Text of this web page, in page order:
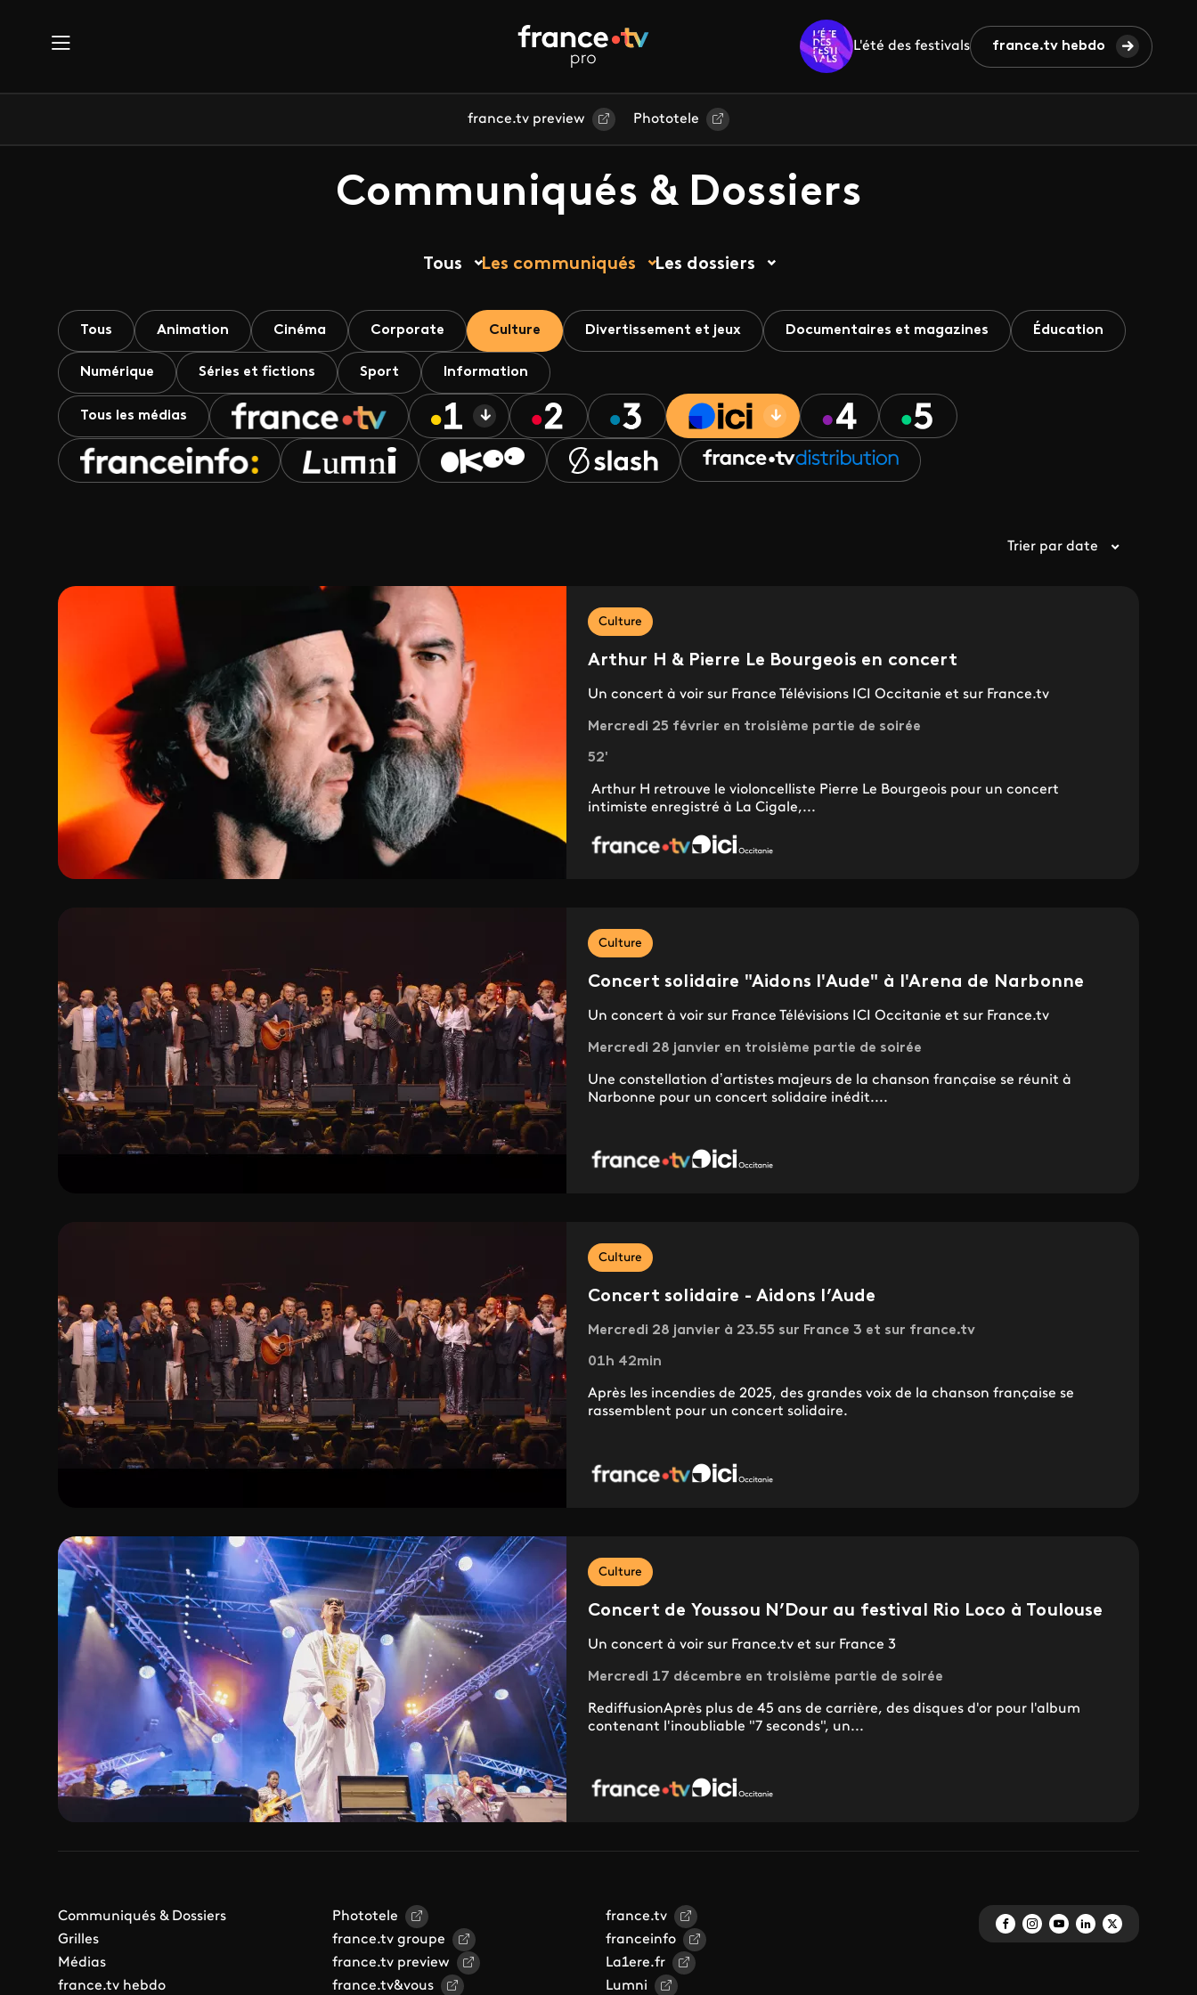
L'été des festivals france.tv hebdo
france.tv preview Phototele
Communiqués & Dossiers
Tous Les communiqués Les dossiers
Tous Animation Cinéma Corporate Culture Divertissement et jeux Documentaires et magazines Éducation
Numérique Séries et fictions Sport Information
Tous les médias
Trier par date
Culture
Arthur H & Pierre Le Bourgeois en concert
Un concert à voir sur France Télévisions ICI Occitanie et sur France.tv
Mercredi 25 février en troisième partie de soirée
52'
Arthur H retrouve le violoncelliste Pierre Le Bourgeois pour un concert
intimiste enregistré à La Cigale,...
Culture
Concert solidaire "Aidons l'Aude" à l'Arena de Narbonne
Un concert à voir sur France Télévisions ICI Occitanie et sur France.tv
Mercredi 28 janvier en troisième partie de soirée
Une constellation d’artistes majeurs de la chanson française se réunit à
Narbonne pour un concert solidaire inédit....
Culture
Concert solidaire - Aidons l’Aude
Mercredi 28 janvier à 23.55 sur France 3 et sur france.tv
01h 42min
Après les incendies de 2025, des grandes voix de la chanson française se
rassemblent pour un concert solidaire.
Culture
Concert de Youssou N’Dour au festival Rio Loco à Toulouse
Un concert à voir sur France.tv et sur France 3
Mercredi 17 décembre en troisième partie de soirée
RediffusionAprès plus de 45 ans de carrière, des disques d'or pour l'album
contenant l'inoubliable "7 seconds", un...
Communiqués & Dossiers
Grilles
Médias
france.tv hebdo
Phototele
france.tv groupe
france.tv preview
france.tv&vous
france.tv
franceinfo
La1ere.fr
Lumni